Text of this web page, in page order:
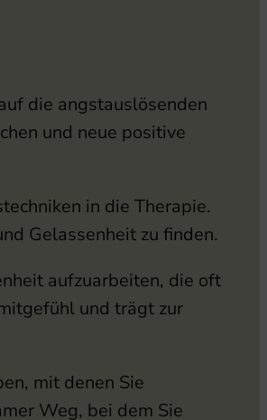
die angstauslösenden
und neue positive
in die Therapie.
Gelassenheit zu finden.
aufzuarbeiten, die oft
und trägt zur
mit denen Sie
Weg, bei dem Sie